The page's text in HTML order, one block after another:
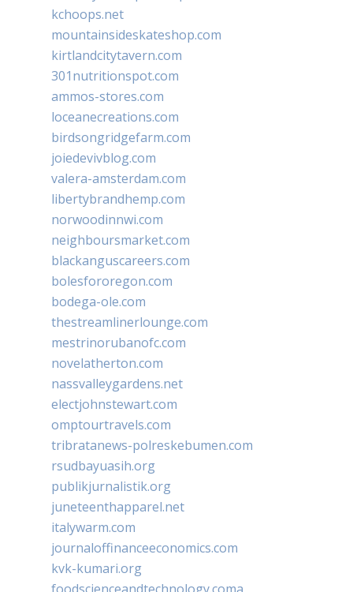
kchoops.net
mountainsideskateshop.com
kirtlandcitytavern.com
301nutritionspot.com
ammos-stores.com
loceanecreations.com
birdsongridgefarm.com
joiedevivblog.com
valera-amsterdam.com
libertybrandhemp.com
norwoodinnwi.com
neighboursmarket.com
blackanguscareers.com
bolesfororegon.com
bodega-ole.com
thestreamlinerlounge.com
mestrinorubanofc.com
novelatherton.com
nassvalleygardens.net
electjohnstewart.com
omptourtravels.com
tribratanews-polreskebumen.com
rsudbayuasih.org
publikjurnalistik.org
juneteenthapparel.net
italywarm.com
journaloffinanceeconomics.com
kvk-kumari.org